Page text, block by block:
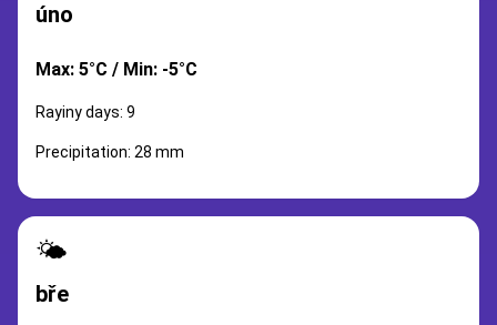
úno
Max: 5°C / Min: -5°C
Rayiny days: 9
Precipitation: 28 mm
🌤️
bře